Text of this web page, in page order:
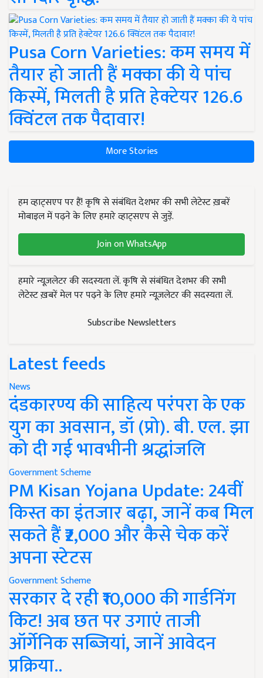
Pusa Corn Varieties: कम समय में
तैयार हो जाती हैं मक्का की ये पांच
किस्में, मिलती है प्रति हेक्टेयर 126.6
क्विंटल तक पैदावार!
More Stories
हम व्हाट्सएप पर हैं! कृषि से संबंधित देशभर की सभी लेटेस्ट ख़बरें
मोबाइल में पढ़ने के लिए हमारे व्हाट्सएप से जुड़ें.
Join on WhatsApp
हमारे न्यूज़लेटर की सदस्यता लें. कृषि से संबंधित देशभर की सभी
लेटेस्ट ख़बरें मेल पर पढ़ने के लिए हमारे न्यूज़लेटर की सदस्यता लें.
Subscribe Newsletters
Latest feeds
News
दंडकारण्य की साहित्य परंपरा के एक
युग का अवसान, डॉ (प्रो). बी. एल. झा
को दी गई भावभीनी श्रद्धांजलि
Government Scheme
PM Kisan Yojana Update: 24वीं
किस्त का इंतजार बढ़ा, जानें कब मिल
सकते हैं ₹2,000 और कैसे चेक करें
अपना स्टेटस
Government Scheme
सरकार दे रही ₹10,000 की गार्डनिंग
किट! अब छत पर उगाएं ताजी
ऑर्गेनिक सब्जियां, जानें आवेदन
प्रक्रिया..